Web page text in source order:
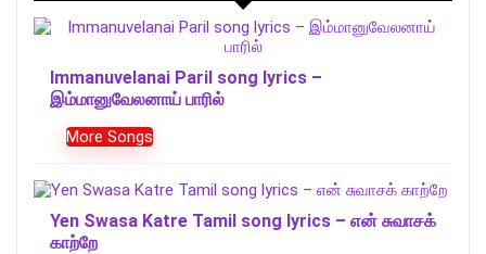
Immanuvelanai Paril song lyrics –
இம்மானுவேலனாய் பாரில்
More Songs
Yen Swasa Katre Tamil song lyrics – என் சுவாசக்
காற்றே